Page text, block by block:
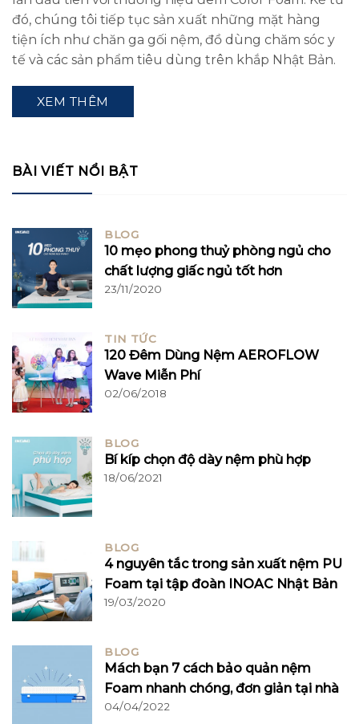
đó, chúng tôi tiếp tục sản xuất những mặt hàng
tiện ích như chăn ga gối nệm, đồ dùng chăm sóc y
tế và các sản phẩm tiêu dùng trên khắp Nhật Bản.
XEM THÊM
BÀI VIẾT NỔI BẬT
BLOG
10 mẹo phong thuỷ phòng ngủ cho
chất lượng giấc ngủ tốt hơn
23/11/2020
TIN TỨC
120 Đêm Dùng Nệm AEROFLOW
Wave Miễn Phí
02/06/2018
BLOG
Bí kíp chọn độ dày nệm phù hợp
18/06/2021
BLOG
4 nguyên tắc trong sản xuất nệm PU
Foam tại tập đoàn INOAC Nhật Bản
19/03/2020
BLOG
Mách bạn 7 cách bảo quản nệm
Foam nhanh chóng, đơn giản tại nhà
04/04/2022